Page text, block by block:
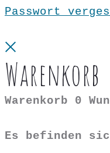
Passwort
Warenkorb
Warenkorb 0
Es befinden